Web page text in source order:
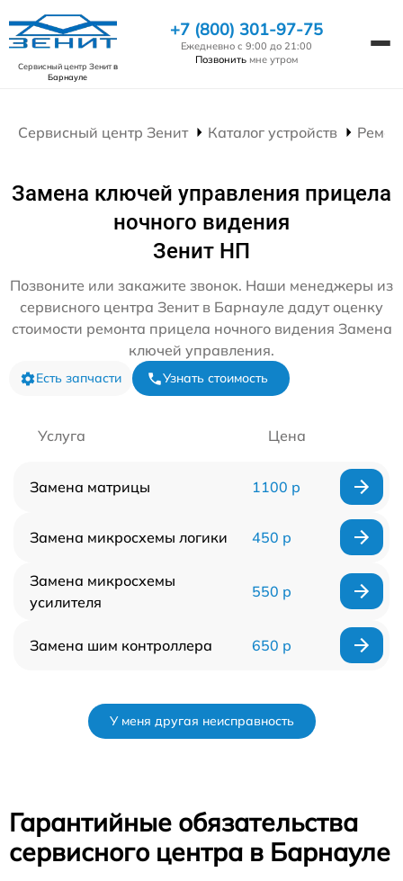
Сервисный центр Зенитв
Барнауле
+7 (800) 301-97-75
Ежедневно с 9:00 до 21:00
Позвонить мне утром
Сервисный центр Зенит Каталог устройств
Замена ключей управления прицела
ночного видения
Зенит НП
Позвоните или закажите звонок. Наши менеджеры из
сервисного центра Зенит в Барнауле дадут оценку
стоимости ремонта прицела ночного видения Замена
ключей управления.
Есть запчасти Узнать стоимость
Услуга Цена
Замена матрицы 1100 р
Замена микросхемы логики 450 р
Замена микросхемы
усилителя
550 р
Замена шим контроллера 650 р
У меня другая неисправность
Гарантийные обязательства
сервисного центра в Барнауле